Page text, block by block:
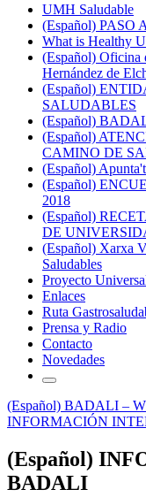
UMH Saludable
(Español) PASO
What is Healthy
(Español) Oficina
Hernández de
(Español)
SALUDABLES
(Español)
(Español)
CAMINO DE
(Español)
(Español)
2018
(Español)
DE
(Español) Xarxa
Saludables
Proyecto
Enlaces
Ruta
Prensa y Radio
Contacto
Novedades
(Español) BADALI –
INFORMACIÓN
(Español)
BADALI